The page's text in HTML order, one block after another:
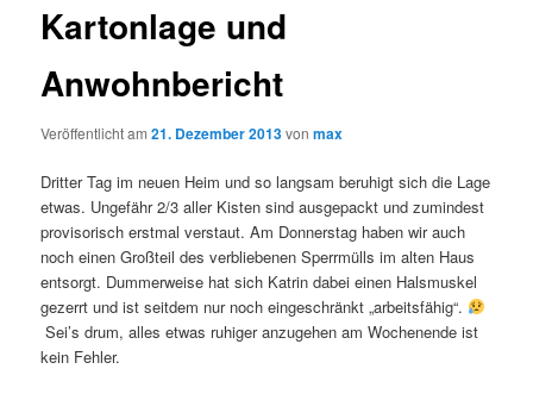
Kartonlage und
Anwohnbericht
Veröffentlicht am21. Dezember 2013vonmax
Dritter Tag im neuen Heim und so langsam beruhigt sich die Lage
etwas. Ungefähr 2/3 aller Kisten sind ausgepackt und zumindest
provisorisch erstmal verstaut. Am Donnerstag haben wir auch
noch einen Großteil des verbliebenen Sperrmülls im alten Haus
entsorgt. Dummerweise hat sich Katrin dabei einen Halsmuskel
gezerrt und ist seitdem nur noch eingeschränkt „arbeitsfähig“.
Sei’s drum, alles etwas ruhiger anzugehen am Wochenende ist
kein Fehler.